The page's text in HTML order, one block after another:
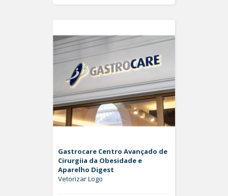
Gastrocare Centro Avançado de
Cirurgiia da Obesidade e
Aparelho Digest
Vetorizar Logo